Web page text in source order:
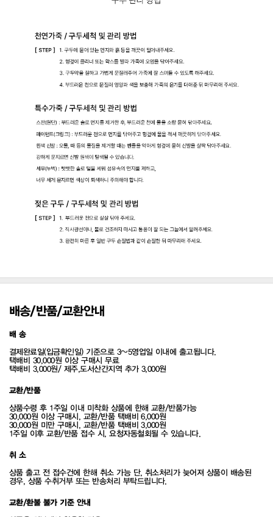
배송/반품/교환안내
배 송
결제완료일(입금확인일) 기준으로 3~5영업일 이내에 출고됩니다.
택배비 30,000원 이상 구매시 무료
택배비 3,000원/ 제주,도서산간지역 추가 3,000원
교환/반품
상품수령 후 1주일 이내 미착화 상품에 한해 교환/반품가능
30,000원 이상 구매시, 교환/반품 택배비 6,000원
30,000원 미만 구매시, 교환/반품 택배비 3,000원
1주일 이후 교환/반품 접수 시, 요청자동철회될 수 있습니다.
취 소
상품 출고 전 접수건에 한해 취소 가능 단, 취소처리가 늦어져 상품이 배송된
경우, 상품 수취거부 또는 반송처리 부탁드립니다.
교환/환불 불가 기준 안내